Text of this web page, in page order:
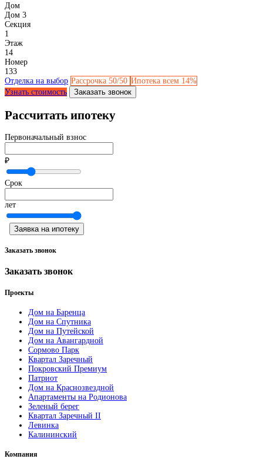
Дом
Дом 3
Секция
1
Этаж
14
Номер
133
Отделка на выбор Рассрочка 50/50 Ипотека всем 14%
Узнать стоимость
Заказать звонок
Рассчитать ипотеку
Первоначальный взнос
₽
Срок
лет
Заявка на ипотеку
Заказать звонок
Заказать звонок
Проекты
Дом на Баренца
Дом на Спутника
Дом на Путейской
Дом на Авангардной
Сормово Парк
Квартал Заречный
Покровский Премиум
Патриот
Дом на Краснозвездной
Апартаменты на Родионова
Зеленый берег
Квартал Заречный II
Левинка
Калининский
Компания